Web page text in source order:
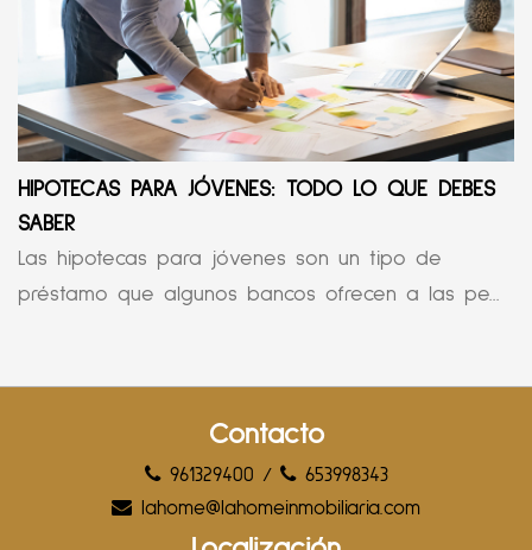
HIPOTECAS PARA JÓVENES: TODO LO QUE DEBES
SABER
Las hipotecas para jóvenes son un tipo de
préstamo que algunos bancos ofrecen a las pe...
Contacto
961329400 /
653998343
lahome@lahomeinmobiliaria.com